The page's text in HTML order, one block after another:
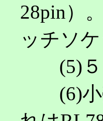
28pin）
ッチソ
(5)５
(6)小